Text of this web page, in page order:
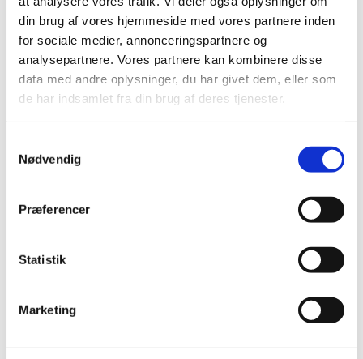
din brug af vores hjemmeside med vores partnere inden
for sociale medier, annonceringspartnere og
analysepartnere. Vores partnere kan kombinere disse
data med andre oplysninger, du har givet dem, eller som
de har indsamlet fra din brug af deres tjenester.
Nødvendig
Præferencer
Statistik
Marketing
2025 (158)
2024 (224)
2023 (195)
2019 (159)
2017 (167)
2012 (44)